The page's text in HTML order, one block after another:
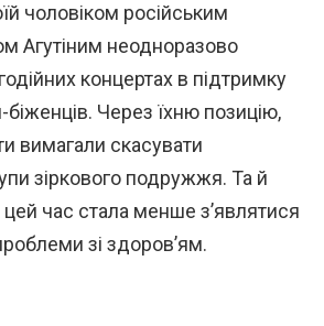
чоловіком російським
Агутіним неодноразово
концертах в підтримку
біженців. Через їхню позицію,
вимагали скасувати
зіркового подружжя. Та й
час стала менше з’являтися
зі здоров’ям.